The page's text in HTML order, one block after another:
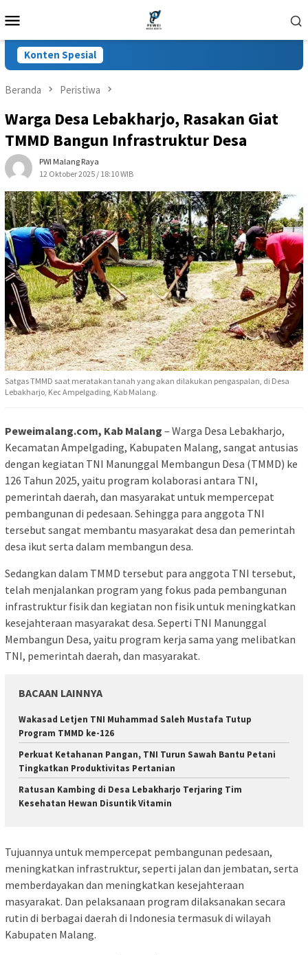
ke
Mobile
Konten Spesial
Beranda Peristiwa
Warga Desa Lebakharjo, Rasakan Giat
TMMD Bangun Infrastruktur Desa
PWI Malang Raya
12 Oktober 2025 / 18:10 WIB
Satgas TMMD saat meratakan tanah yang akan dilakukan pengaspalan, di Desa
Lebakharjo, Kec Ampelgading, Kab Malang.
Peweimalang.com, Kab Malang – Warga Desa Lebakharjo,
Kecamatan Ampelgading, Kabupaten Malang, sangat antusias
dengan kegiatan TNI Manunggal Membangun Desa (TMMD) ke
126 Tahun 2025, yaitu program kolaborasi antara TNI,
pemerintah daerah, dan masyarakat untuk mempercepat
pembangunan di pedesaan. Sehingga para anggota TNI
tersebut sangat membantu masyarakat desa dan pemerintah
desa ikut serta dalam membangun desa.
Sedangkan dalam TMMD tersebut para anggota TNI tersebut,
telah menjalankan program yang fokus pada pembangunan
infrastruktur fisik dan kegiatan non fisik untuk meningkatkan
kesejahteraan masyarakat desa. Seperti TNI Manunggal
Membangun Desa, yaitu program kerja sama yang melibatkan
TNI, pemerintah daerah, dan masyarakat.
BACAAN LAINNYA
Wakasad Letjen TNI Muhammad Saleh Mustafa Tutup
Program TMMD ke-126
Perkuat Ketahanan Pangan, TNI Turun Sawah Bantu Petani
Tingkatkan Produktivitas Pertanian
Ratusan Kambing di Desa Lebakharjo Terjaring Tim
Kesehatan Hewan Disuntik Vitamin
Tujuannya untuk mempercepat pembangunan pedesaan,
meningkatkan infrastruktur, seperti jalan dan jembatan, serta
memberdayakan dan meningkatkan kesejahteraan
masyarakat. Dan pelaksanaan program dilaksanakan secara
rutin di berbagai daerah di Indonesia termasuk di wilayah
Kabupaten Malang.